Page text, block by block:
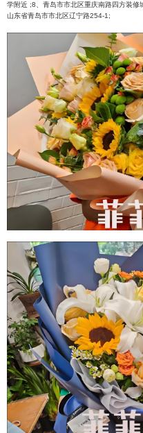
学附近 ;8、青岛市市北区重庆南路四方装修
山东省青岛市市北区辽宁路254-1;